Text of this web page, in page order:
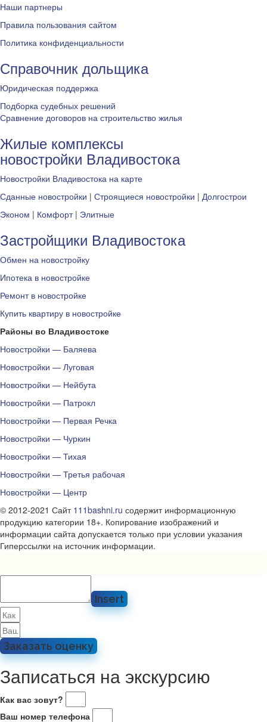
Наши партнеры
Правила пользования сайтом
Политика конфиденциальности
Справочник дольщика
Юридическая поддержка
Подборка судебных решений
Сравнение договоров на строительство жилья
Жилые комплексы
новостройки Владивостока
Новостройки Владивостока на карте
Сданные новостройки | Строящиеся новостройки | Долгострои
Эконом | Комфорт| Элитные
Застройщики Владивостока
Обмен на новостройку
Ипотека в новостройке
Ремонт в новостройке
Купить квартиру в новостройке
Районы во Владивостоке
Новостройки — Баляева
Новостройки — Луговая
Новостройки — Нейбута
Новостройки — Патрокл
Новостройки — Первая Речка
Новостройки — Чуркин
Новостройки — Тихая
Новостройки — Третья рабочая
Новостройки — Центр
© 2012-2021 Сайт 111bashni.ru содержит информационную
продукцию категории 18+. Копирование изображений и
информации сайта допускается только при условии указания
Гиперссылки на источник информации.
Insert
Заказать оценку
Записаться на экскурсию
Как вас зовут?
Ваш номер телефона